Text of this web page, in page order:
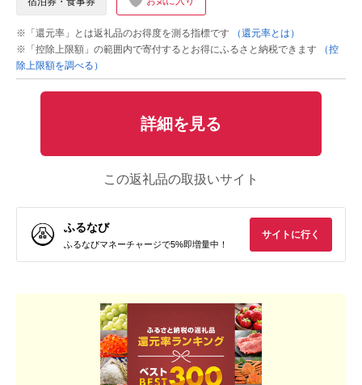
※「還元率」とは返礼品のお得度を測る指標です
（還元率とは）
※「控除上限額」の範囲内で寄付するとお得にふるさと納税できます
（控
除上限額を調べる）
詳細を見る
この返礼品の取扱いサイト
ふるなび
ふるなびマネーチャージで5%即増量中！
サイトに行く